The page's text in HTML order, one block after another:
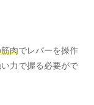
肉でレバーを操作
力で握る必要がで